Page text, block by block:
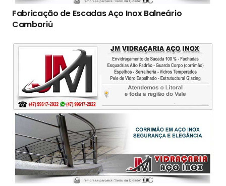
Fabricação de Escadas Aço Inox Balneário
Camboriú